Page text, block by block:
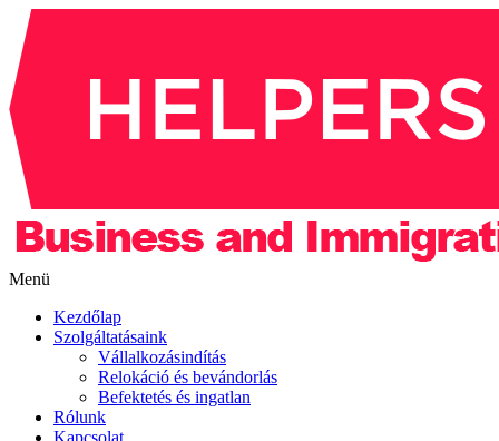
Menü
Kezdőlap
Szolgáltatásaink
Vállalkozásindítás
Relokáció és bevándorlás
Befektetés és ingatlan
Rólunk
Kapcsolat